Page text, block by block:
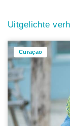
Uitgelichte
Curaçao